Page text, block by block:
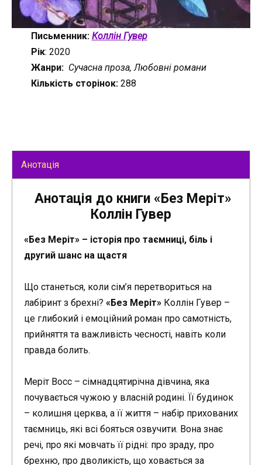
Письменник: Коллін Гувер
Рік: 2020
Жанри: Сучасна проза, Любовні романи
Кількість сторінок:288
Анотація
Анотація до книги «Без Меріт»
Коллін Гувер
«Без Меріт» – історія про таємниці, біль і
другий шанс на щастя
Що станеться, коли сім’я перетвориться на
лабіринт з брехні? «Без Меріт» Коллін Гувер –
це глибокий і емоційний роман про самотність,
прийняття та важливість чесності, навіть коли
правда болить.
Меріт Восс – сімнадцятирічна дівчина, яка
почувається чужою у власній родині. Її будинок
– колишня церква, а її життя – набір прихованих
таємниць, які всі бояться озвучити. Вона знає
речі, про які мовчать її рідні: про зраду, про
брехню, про дволикість, що ховається за